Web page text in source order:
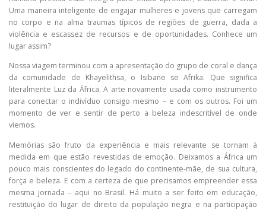
Uma maneira inteligente de engajar mulheres e jovens que carregam
no corpo e na alma traumas típicos de regiões de guerra, dada a
violência e escassez de recursos e de oportunidades. Conhece um
lugar assim?
Nossa viagem terminou com a apresentação do grupo de coral e dança
da comunidade de Khayelithsa, o Isibane se Afrika. Que significa
literalmente Luz da África. A arte novamente usada como instrumento
para conectar o indivíduo consigo mesmo – e com os outros. Foi um
momento de ver e sentir de perto a beleza indescritível de onde
viemos.
Memórias são fruto da experiência e mais relevante se tornam à
medida em que estão revestidas de emoção. Deixamos a África um
pouco mais conscientes do legado do continente-mãe, de sua cultura,
força e beleza. E com a certeza de que precisamos empreender essa
mesma jornada – aqui no Brasil. Há muito a ser feito em educação,
restituição do lugar de direito da população negra e na participação